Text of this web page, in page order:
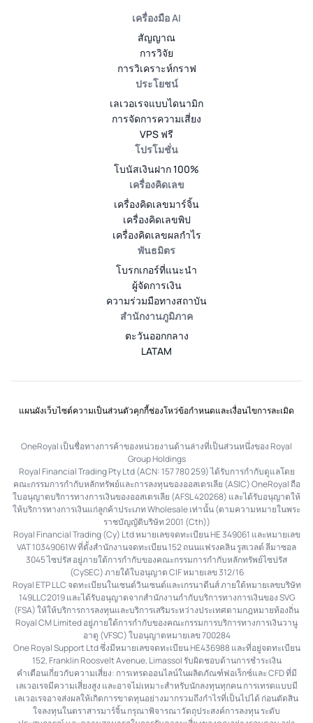
เครื่องมือ AI
สัญญาณ
การวิจัย
การวิเคราะห์กราฟ
ประโยชน์
เลเวอเรจแบบไดนามิก
การจัดการความเสี่ยง
VPS ฟรี
โปรโมชั่น
โบนัสเงินฝาก 100%
เครื่องคิดเลข
เครื่องคิดเลขมาร์จิ้น
เครื่องคิดเลขพิป
เครื่องคิดเลขผลกำไร
พันธมิตร
โบรกเกอร์ที่แนะนำ
ผู้จัดการเงิน
ความร่วมมือทางสถาบัน
สำนักงานภูมิภาค
ตะวันออกกลาง
LATAM
แผนผังเว็บไซต์ความเป็นส่วนตัวคุกกี้ช่องโหว่ข้อกำหนดและเงื่อนไขการละเมิด
OneRoyal เป็นชื่อทางการค้าของหน่วยงานด้านล่างที่เป็นส่วนหนึ่งของ Royal
Group Holdings
Royal Financial Trading Pty Ltd (ACN: 157 780 259) ได้รับการกำกับดูแลโดย
คณะกรรมการกำกับหลักทรัพย์และการลงทุนของออสเตรเลีย (ASIC) OneRoyal ถือ
ใบอนุญาตบริการทางการเงินของออสเตรเลีย (AFSL 420268) และได้รับอนุญาตให้
ให้บริการทางการเงินแก่ลูกค้าประเภท Wholesale เท่านั้น (ตามความหมายในพระ
ราชบัญญัติบริษัท 2001 (Cth))
Royal Financial Trading (Cy) Ltd หมายเลขจดทะเบียน HE 349061 และหมายเลข
VAT 10349061W ที่ตั้งสำนักงานจดทะเบียน 152 ถนนแฟรงคลิน รูสเวลต์ ลีมาซอล
3045 ไซปรัส อยู่ภายใต้การกำกับของคณะกรรมการกำกับหลักทรัพย์ไซปรัส
(CySEC) ภายใต้ใบอนุญาต CIF หมายเลข 312/16
Royal ETP LLC จดทะเบียนในเซนต์วินเซนต์และเกรนาดีนส์ ภายใต้หมายเลขบริษัท
149LLC2019 และได้รับอนุญาตจากสำนักงานกำกับบริการทางการเงินของ SVG
(FSA) ให้ให้บริการการลงทุนและบริการเสริมระหว่างประเทศตามกฎหมายท้องถิ่น
Royal CM Limited อยู่ภายใต้การกำกับของคณะกรรมการบริการทางการเงินวานู
อาตู (VFSC) ใบอนุญาตหมายเลข 700284
One Royal Support Ltd ซึ่งมีหมายเลขจดทะเบียน HE436988 และที่อยู่จดทะเบียน
152, Franklin Roosvelt Avenue, Limassol รับผิดชอบด้านการชำระเงิน
คำเตือนเกี่ยวกับความเสี่ยง: การเทรดออนไลน์ในผลิตภัณฑ์ฟอเร็กซ์และ CFD ที่มี
เลเวอเรจมีความเสี่ยงสูง และอาจไม่เหมาะสำหรับนักลงทุนทุกคน การเทรดแบบมี
เลเวอเรจอาจส่งผลให้เกิดการขาดทุนอย่างมากรวมถึงกำไรที่เป็นไปได้ ก่อนตัดสิน
ใจลงทุนในตราสารมาร์จิ้น กรุณาพิจารณาวัตถุประสงค์การลงทุน ระดับ